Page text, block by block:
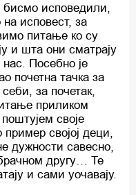
бисмо исповедили,
исповест, за
питање ко су
и шта они сматрају
Посебно је
почетна тачка за
за почетак,
приликом
своје
својој деци,
дужности савесно,
другу… Те
и сами уочавају.